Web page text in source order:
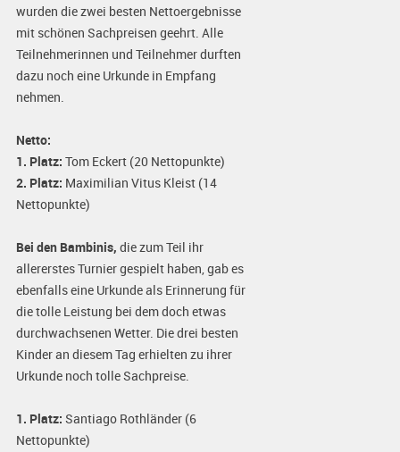
wurden die zwei besten Nettoergebnisse
mit schönen Sachpreisen geehrt. Alle
Teilnehmerinnen und Teilnehmer durften
dazu noch eine Urkunde in Empfang
nehmen.
Netto:
1. Platz: Tom Eckert (20 Nettopunkte)
2. Platz: Maximilian Vitus Kleist (14
Nettopunkte)
Bei den Bambinis, die zum Teil ihr
allererstes Turnier gespielt haben, gab es
ebenfalls eine Urkunde als Erinnerung für
die tolle Leistung bei dem doch etwas
durchwachsenen Wetter. Die drei besten
Kinder an diesem Tag erhielten zu ihrer
Urkunde noch tolle Sachpreise.
1. Platz: Santiago Rothländer (6
Nettopunkte)